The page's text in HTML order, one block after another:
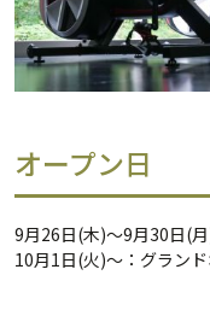
オープン日
9月26日(木)〜9月30日(
10月1日(火)〜：グラン